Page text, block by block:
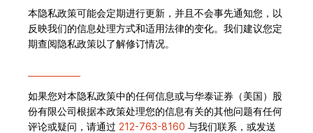
本隐私政策可能会定期进行更新，并且不会事先通知您，以
反映我们的信息处理方式和适用法律的变化。我们建议您定
期查阅隐私政策以了解修订情况。
如果您对本隐私政策中的任何信息或与华泰证券（美国）股
份有限公司根据本政策处理您的信息有关的其他问题有任何
评论或疑问，请通过 212-763-8160 与我们联系，或发送